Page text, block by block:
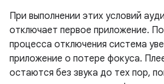
При выполнении этих условий
отключает первое приложение.
процесса отключения система
приложение о потере фокуса.
остаются без звука до тех пор,